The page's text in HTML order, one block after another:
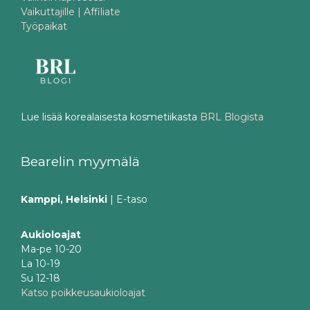
Vaikuttajille | Affiliate
Työpaikat
Lue lisää korealaisesta kosmetiikasta BRL Blogista
Bearelin myymälä
Kamppi, Helsinki | E-taso
Aukioloajat
Ma-pe 10-20
La 10-19
Su 12-18
Katso poikkeusaukioloajat